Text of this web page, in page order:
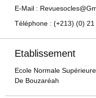
E-Mail :
Téléphone : (+213) (0)
Etablissement
Ecole Normale Supérieure
De Bouzaréah